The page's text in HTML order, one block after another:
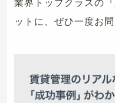
ットに、ぜひ一度お